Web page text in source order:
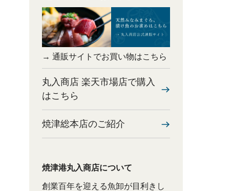
→ 通販サイトでお買い物はこちら
丸入商店 楽天市場店で購入
はこちら
焼津総本店のご紹介
焼津港丸入商店について
創業百年を迎える魚卸が目利きし